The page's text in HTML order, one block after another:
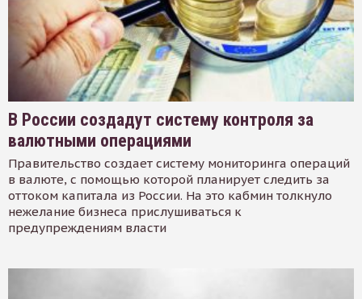
В России создадут систему контроля за
валютными операциями
Правительство создает систему мониторинга операций
в валюте, с помощью которой планирует следить за
оттоком капитала из России. На это кабмин толкнуло
нежелание бизнеса прислушиваться к
предупреждениям власти